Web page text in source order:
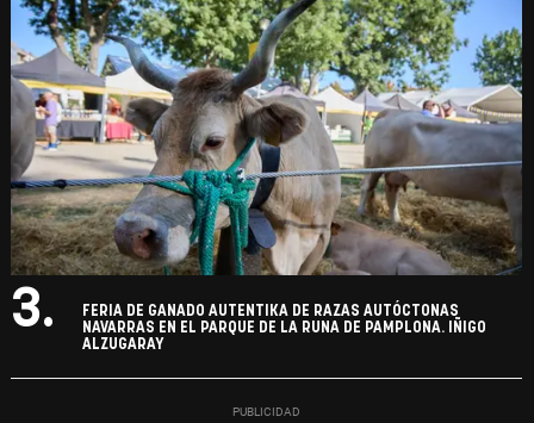
3.
FERIA DE GANADO AUTENTIKA DE RAZAS AUTÓCTONAS
NAVARRAS EN EL PARQUE DE LA RUNA DE PAMPLONA. IÑIGO
ALZUGARAY